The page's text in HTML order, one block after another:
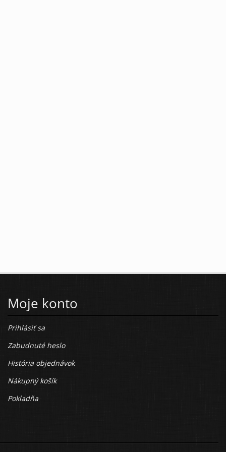
Moje konto
Prihlásiť sa
Zabudnuté heslo
História objednávok
Nákupný košík
Pokladňa